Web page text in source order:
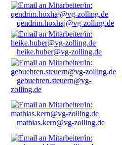
qendrim.hoxhaj@vg-zolling.de
heike.huber@vg-zolling.de
gebuehren.steuern@vg-
zolling.de
mathias.kern@vg-zolling.de